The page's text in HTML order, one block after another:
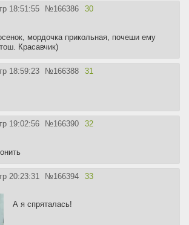
18:51:55 №166386 30
мордочка прикольная, почеши ему
Красавчик)
18:59:23 №166388 31
19:02:56 №166390 32
20:23:31 №166394 33
А я спряталась!